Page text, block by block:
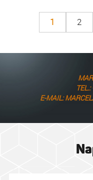
1 2
E-MAIL: